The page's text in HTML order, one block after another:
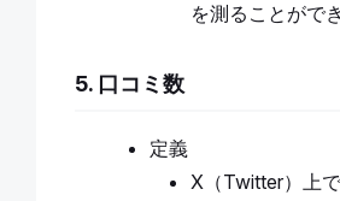
を測ることがで
5. 口コミ数
定義
X（Twitter）上